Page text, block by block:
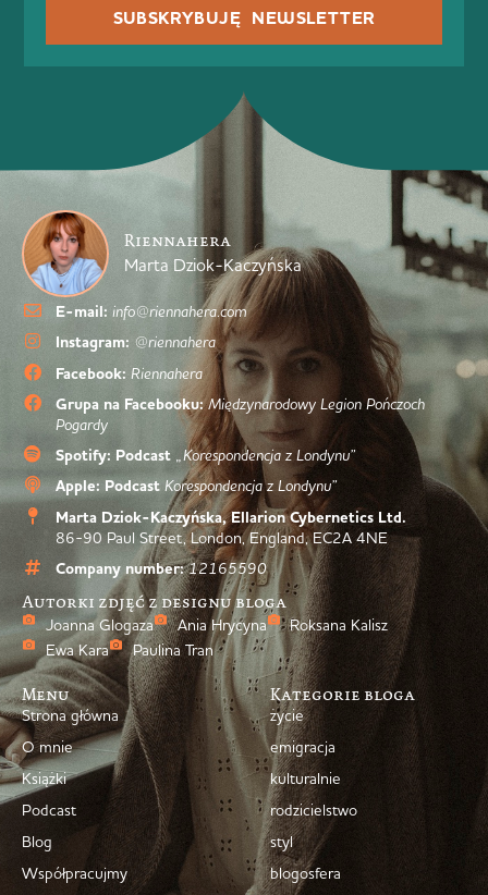
SUBSKRYBUJĘ NEWSLETTER
Riennahera
Marta Dziok-Kaczyńska
E-mail: info@riennahera.com
Instagram: @riennahera
Facebook: Riennahera
Grupa na Facebooku: Międzynarodowy Legion Pończoch
Pogardy
Spotify: Podcast „Korespondencja z Londynu”
Apple: Podcast Korespondencja z Londynu”
Marta Dziok-Kaczyńska, Ellarion Cybernetics Ltd.
86-90 Paul Street, London, England, EC2A 4NE
Company number: 12165590
Autorki zdjęć z designu bloga
Joanna Glogaza Ania Hrycyna
Roksana Kalisz
Ewa Kara
Paulina Tran
Menu
Strona główna
O mnie
Książki
Podcast
Blog
Współpracujmy
Kategorie bloga
życie
emigracja
kulturalnie
rodzicielstwo
styl
blogosfera